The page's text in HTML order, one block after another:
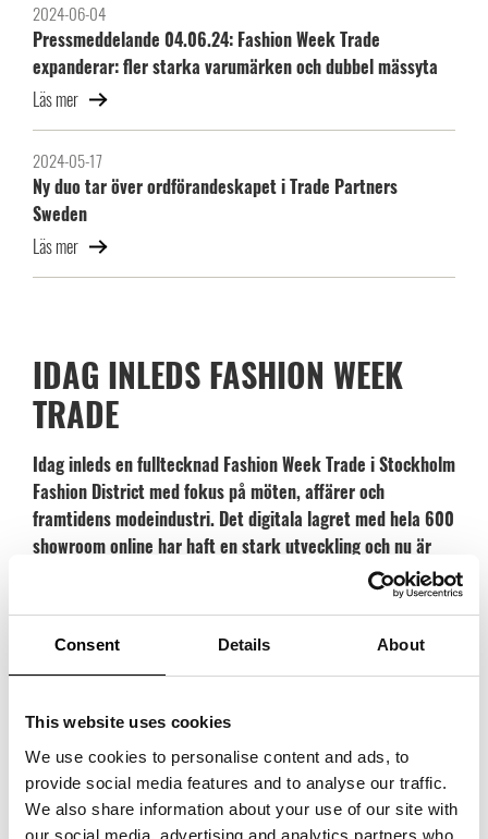
Consent Details About
This website uses cookies
We use cookies to personalise content and ads, to
provide social media features and to analyse our traffic.
We also share information about your use of our site with
our social media, advertising and analytics partners who
2024-06-04
Pressmeddelande 04.06.24: Fashion Week Trade
expanderar: fler starka varumärken och dubbel mässyta
Läs mer
2024-05-17
Ny duo tar över ordförandeskapet i Trade Partners
Sweden
Läs mer
IDAG INLEDS FASHION WEEK
TRADE
Idag inleds en fulltecknad Fashion Week Trade i Stockholm
Fashion District med fokus på möten, affärer och
framtidens modeindustri. Det digitala lagret med hela 600
showroom online har haft en stark utveckling och nu är
fokus på fysiska möten i showroom och hos utställande
16-21 augusti, 2021
“Vi är stolta över hur företagen i vår industri har ställt om under året som
gått och att vi lyckats hitta alternativ och lösningar för att stötta dem och
handeln. Nu är vi förväntansfulla, men fortfarande ödmjuka då pandemin
fortfarande pågår, och har anpassat säsongen till affärsmöten med
avstånd och fler aktiviteter utomhus. ”, sägerHelena Waker, VD,